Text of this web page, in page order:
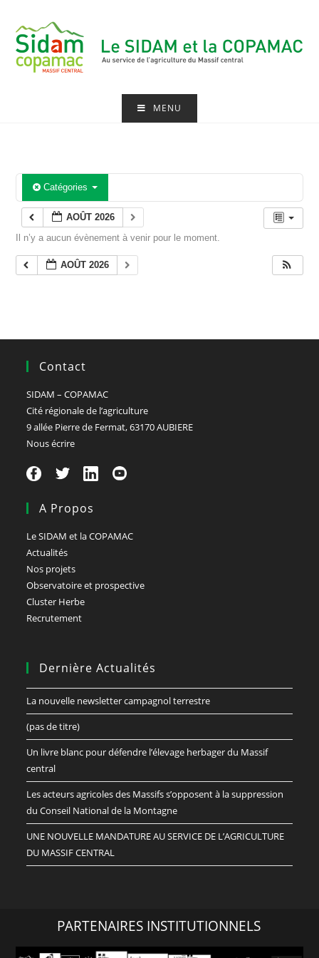
content
MENU
Catégories
AOÛT 2026
Il n’y a aucun évènement à venir pour le moment.
AOÛT 2026
Contact
SIDAM – COPAMAC
Cité régionale de l’agriculture
9 allée Pierre de Fermat, 63170 AUBIERE
Nous écrire
A Propos
Le SIDAM et la COPAMAC
Actualités
Nos projets
Observatoire et prospective
Cluster Herbe
Recrutement
Dernière Actualités
La nouvelle newsletter campagnol terrestre
(pas de titre)
Un livre blanc pour défendre l’élevage herbager du Massif
central
Les acteurs agricoles des Massifs s’opposent à la suppression
du Conseil National de la Montagne
UNE NOUVELLE MANDATURE AU SERVICE DE L’AGRICULTURE
DU MASSIF CENTRAL
PARTENAIRES INSTITUTIONNELS